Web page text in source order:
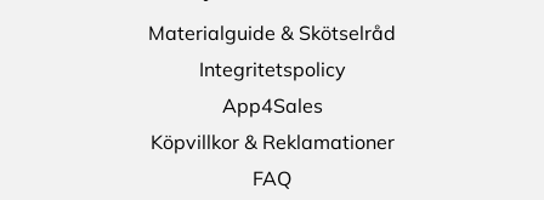
Materialguide & Skötselråd
Integritetspolicy
App4Sales
Köpvillkor & Reklamationer
FAQ